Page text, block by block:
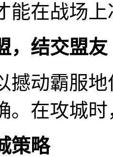
能在战场
，结交盟友
撼动霸服
。在攻城
策略